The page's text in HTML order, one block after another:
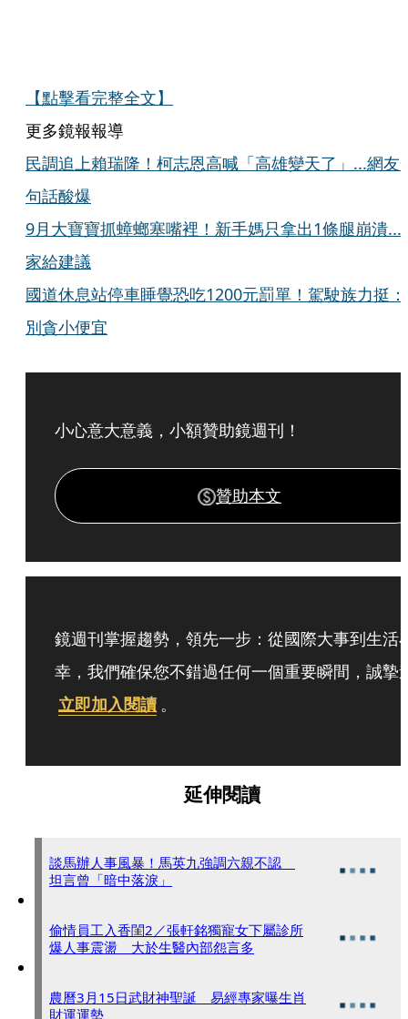
【點擊看完整全文】
更多鏡報報導
民調追上賴瑞隆！柯志恩高喊「高雄變天了」...網友
句話酸爆
9月大寶寶抓蟑螂塞嘴裡！新手媽只拿出1條腿崩潰...
家給建議
國道休息站停車睡覺恐吃1200元罰單！駕駛族力挺：
別貪小便宜
小心意大意義，小額贊助鏡週刊！
贊助本文
鏡週刊掌握趨勢，領先一步：從國際大事到生活
幸，我們確保您不錯過任何一個重要瞬間，誠摯
立即加入閱讀 。
延伸閱讀
談馬辦人事風暴！馬英九強調六親不認
坦言曾「暗中落淚」
偷情員工入香閨2／張軒銘獨寵女下屬診所
爆人事震盪 大於生醫內部怨言多
農曆3月15日武財神聖誕 易經專家曝生肖
財運運勢